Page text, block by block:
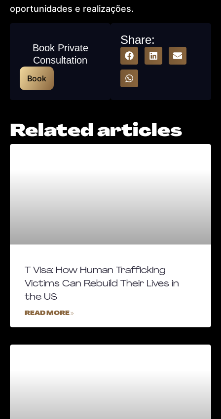
Book Private
Consultation
Book
Share:
oportunidades e realizações.
Related articles
T Visa: How Human Trafficking
Victims Can Rebuild Their Lives in
the US
READ MORE »